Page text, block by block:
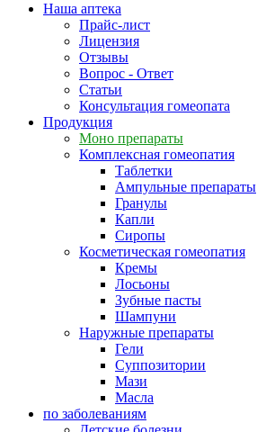
Наша аптека
Прайс-лист
Лицензия
Отзывы
Вопрос - Ответ
Статьи
Консультация гомеопата
Продукция
Моно препараты
Комплексная гомеопатия
Таблетки
Ампульные препараты
Гранулы
Капли
Сиропы
Косметическая гомеопатия
Кремы
Лосьоны
Зубные пасты
Шампуни
Наружные препараты
Гели
Суппозитории
Мази
Масла
по заболеваниям